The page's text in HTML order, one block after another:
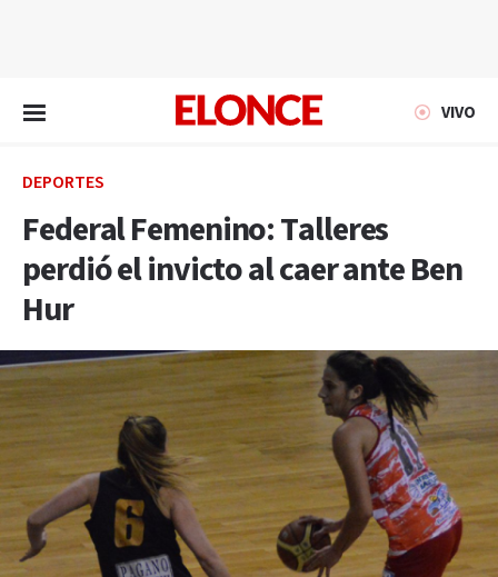
VIVO
DEPORTES
Federal Femenino: Talleres
perdió el invicto al caer ante Ben
Hur